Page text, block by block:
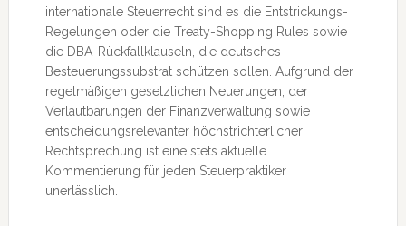
internationale Steuerrecht sind es die Entstrickungs-
Regelungen oder die Treaty-Shopping Rules sowie
die DBA-Rückfallklauseln, die deutsches
Besteuerungssubstrat schützen sollen. Aufgrund der
regelmäßigen gesetzlichen Neuerungen, der
Verlautbarungen der Finanzverwaltung sowie
entscheidungsrelevanter höchstrichterlicher
Rechtsprechung ist eine stets aktuelle
Kommentierung für jeden Steuerpraktiker
unerlässlich.